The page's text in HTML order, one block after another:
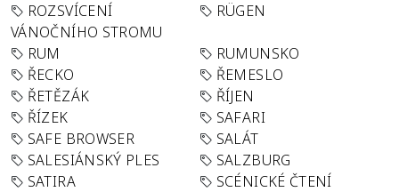
ROZSVÍCENÍ
VÁNOČNÍHO STROMU
RÜGEN
RUM
RUMUNSKO
ŘECKO
ŘEMESLO
ŘETĚZÁK
ŘÍJEN
ŘÍZEK
SAFARI
SAFE BROWSER
SALÁT
SALESIÁNSKÝ PLES
SALZBURG
SATIRA
SCÉNICKÉ ČTENÍ